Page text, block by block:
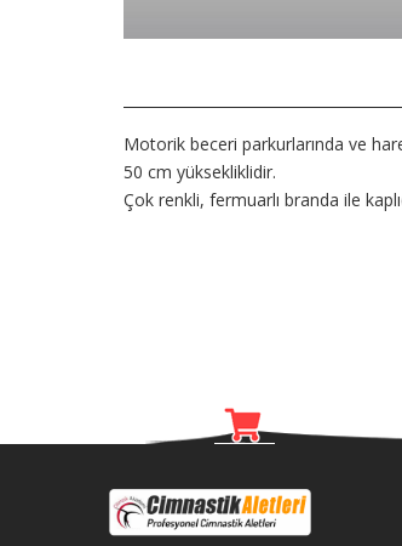
Motorik beceri parkurlarında ve
50 cm yüksekliklidir.
Çok renkli, fermuarlı branda ile